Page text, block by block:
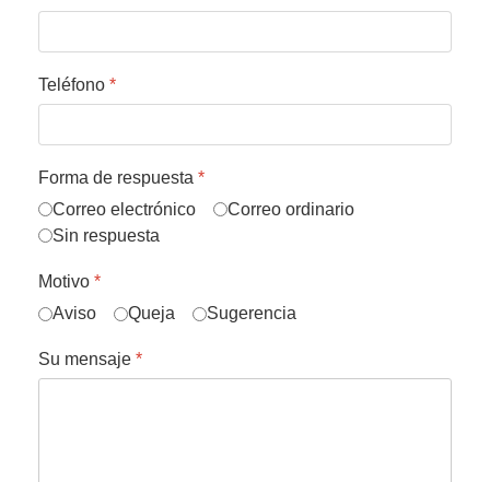
Teléfono *
Forma de respuesta *
Correo electrónico
Correo ordinario
Sin respuesta
Motivo *
Aviso
Queja Sugerencia
Su mensaje *